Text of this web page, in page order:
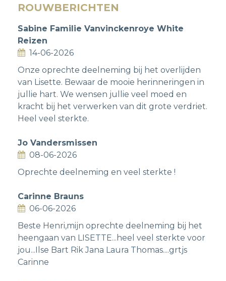
ROUWBERICHTEN
Sabine Familie Vanvinckenroye White
Reizen
14-06-2026
Onze oprechte deelneming bij het overlijden
van Lisette. Bewaar de mooie herinneringen in
jullie hart. We wensen jullie veel moed en
kracht bij het verwerken van dit grote verdriet.
Heel veel sterkte.
Jo Vandersmissen
08-06-2026
Oprechte deelneming en veel sterkte !
Carinne Brauns
06-06-2026
Beste Henri,mijn oprechte deelneming bij het
heengaan van LISETTE...heel veel sterkte voor
jou...Ilse Bart Rik Jana Laura Thomas....grtjs
Carinne